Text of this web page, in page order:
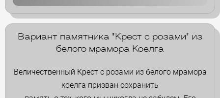
Вариант памятника "Крест с розами" из
белого мрамора Коелга
Величественный Крест с розами из белого мрамора
коелга призван сохранить